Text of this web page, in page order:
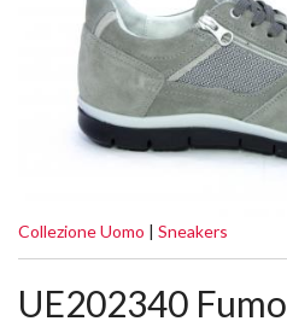
Collezione Uomo | Sneakers
UE202340 Fumo